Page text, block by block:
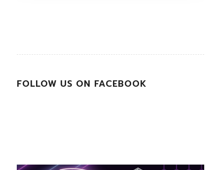
FOLLOW US ON FACEBOOK